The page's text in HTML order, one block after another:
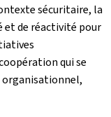
sécuritaire, la
et de réactivité pour
qui se
organisationnel,